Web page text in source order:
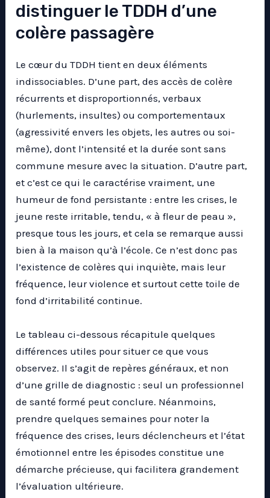
distinguer le TDDH d’une
colère passagère
Le cœur du TDDH tient en deux éléments
indissociables. D’une part, des accès de colère
récurrents et disproportionnés, verbaux
(hurlements, insultes) ou comportementaux
(agressivité envers les objets, les autres ou soi-
même), dont l’intensité et la durée sont sans
commune mesure avec la situation. D’autre part,
et c’est ce qui le caractérise vraiment, une
humeur de fond persistante : entre les crises, le
jeune reste irritable, tendu, « à fleur de peau »,
presque tous les jours, et cela se remarque aussi
bien à la maison qu’à l’école. Ce n’est donc pas
l’existence de colères qui inquiète, mais leur
fréquence, leur violence et surtout cette toile de
fond d’irritabilité continue.
Le tableau ci-dessous récapitule quelques
différences utiles pour situer ce que vous
observez. Il s’agit de repères généraux, et non
d’une grille de diagnostic : seul un professionnel
de santé formé peut conclure. Néanmoins,
prendre quelques semaines pour noter la
fréquence des crises, leurs déclencheurs et l’état
émotionnel entre les épisodes constitue une
démarche précieuse, qui facilitera grandement
l’évaluation ultérieure.